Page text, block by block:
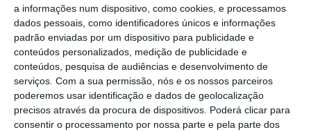
a informações num dispositivo, como cookies, e processamos
dados pessoais, como identificadores únicos e informações
padrão enviadas por um dispositivo para publicidade e
conteúdos personalizados, medição de publicidade e
conteúdos, pesquisa de audiências e desenvolvimento de
serviços. Com a sua permissão, nós e os nossos parceiros
poderemos usar identificação e dados de geolocalização
precisos através da procura de dispositivos. Poderá clicar para
consentir o processamento por nossa parte e pela parte dos
ter o primeiro-ministro a apoiar o presidente do
Benfica. É caso para dizer que não veio Cavani,
mas veio Costa.
Só que este apoio ao presidente do Benfica, que
está envolvido em vários casos judiciais, não só,
mas também por causa disto, não fica bem ao